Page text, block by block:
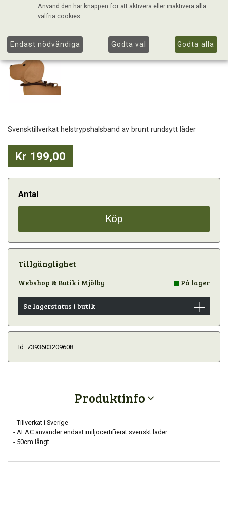
Svensktillverkat helstrypshalsband av brunt rundsytt läder
Kr 199,00
Antal
Köp
Tillgänglighet
Webshop & Butik i Mjölby På lager
Se lagerstatus i butik
Id: 7393603209608
Produktinfo
- Tillverkat i Sverige
- ALAC använder endast miljöcertifierat svenskt läder
- 50cm långt
Använd den här knappen för att aktivera eller inaktivera alla
valfria cookies.
Endast nödvändiga Godta val Godta alla